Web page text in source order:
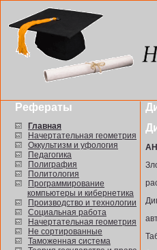
Рефераты
Главная
Начертательная геометрия
Оккультизм и уфология
Педагогика
Полиграфия
Политология
Программирование
компьютеры и кибернетика
Производство и технологии
Социальная работа
Начертательная геометрия
Не сортированные
Таможенная система